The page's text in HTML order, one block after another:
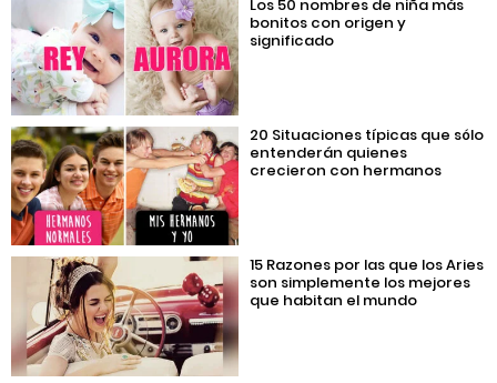
Los 50 nombres de niña más
bonitos con origen y
significado
20 Situaciones típicas que sólo
entenderán quienes
crecieron con hermanos
15 Razones por las que los Aries
son simplemente los mejores
que habitan el mundo